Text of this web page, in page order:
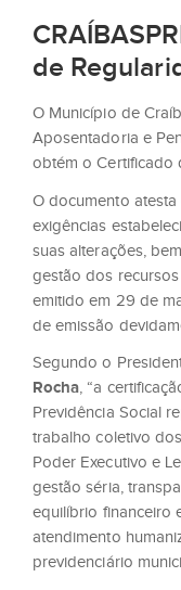
de
O Município de
Aposentadoria e
obtém o Certificado
O documento
exigências
suas alterações,
gestão dos recursos
emitido em 29 de
de emissão
Segundo o
Rocha, “a
Previdência Social
trabalho coletivo
Poder Executivo e
gestão séria,
equilíbrio financeiro
atendimento
previdenciário